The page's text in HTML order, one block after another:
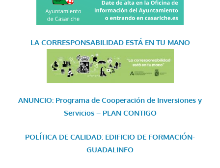
LA CORRESPONSABILIDAD ESTÁ EN TU MANO
ANUNCIO: Programa de Cooperación de Inversiones y
Servicios – PLAN CONTIGO
POLÍTICA DE CALIDAD: EDIFICIO DE FORMACIÓN-
GUADALINFO